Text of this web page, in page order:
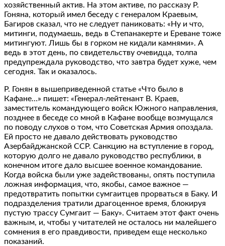
хозяйственный актив. На этом активе, по рассказу Р.
Гоняна, который имел беседу с генералом Краевым,
Багиров сказал, что не следует паниковать: «Ну и что,
митинги, подумаешь, ведь в Степанакерте и Ереване тоже
митингуют. Лишь бы в горком не кидали камнями». А
ведь в этот день, по свидетельству очевидца, толпа
предупреждала руководство, что завтра будет хуже, чем
сегодня. Так и оказалось.
Р. Гонян в вышеприведенной статье «Что было в
Кафане…» пишет: «Генерал-лейтенант В. Краев,
заместитель командующего войск Южного направления,
позднее в беседе со мной в Кафане вообще возмущался
по поводу слухов о том, что Советская Армия опоздала.
Ей просто не давало действовать руководство
Азербайджанской ССР. Санкцию на вступление в город,
которую долго не давало руководство республики, в
конечном итоге дало высшее военное командование.
Когда войска были уже задействованы, опять поступила
ложная информация, что, якобы, самое важное —
предотвратить попытки сумгаитцев прорваться в Баку. И
подразделения тратили драгоценное время, блокируя
пустую трассу Сумгаит — Баку». Считаем этот факт очень
важным, и, чтобы у читателей не осталось ни малейшего
сомнения в его правдивости, приведем еще несколько
показаний.